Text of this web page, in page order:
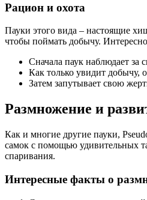
Рацион и охота
Пауки этого вида – настоящие
чтобы поймать добычу.
Сначала паук наблюдает за
Как только увидит добычу,
Затем запутывает свою
Размножение и
Как и многие другие пауки,
самок с помощью удивительных
спаривания.
Интересные факты о